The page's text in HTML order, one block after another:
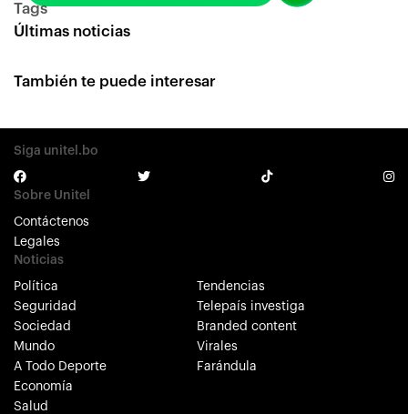
Tags
Últimas noticias
También te puede interesar
Siga unitel.bo
Sobre Unitel
Contáctenos
Legales
Noticias
Política
Seguridad
Sociedad
Mundo
A Todo Deporte
Economía
Salud
Tendencias
Telepaís investiga
Branded content
Virales
Farándula